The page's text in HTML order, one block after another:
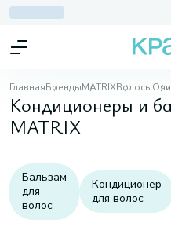
ГлавнаяБрендыMATRIXВолосы
Кондиционеры и
MATRIX
Бальзам
для
волос
Кондиционер
для волос